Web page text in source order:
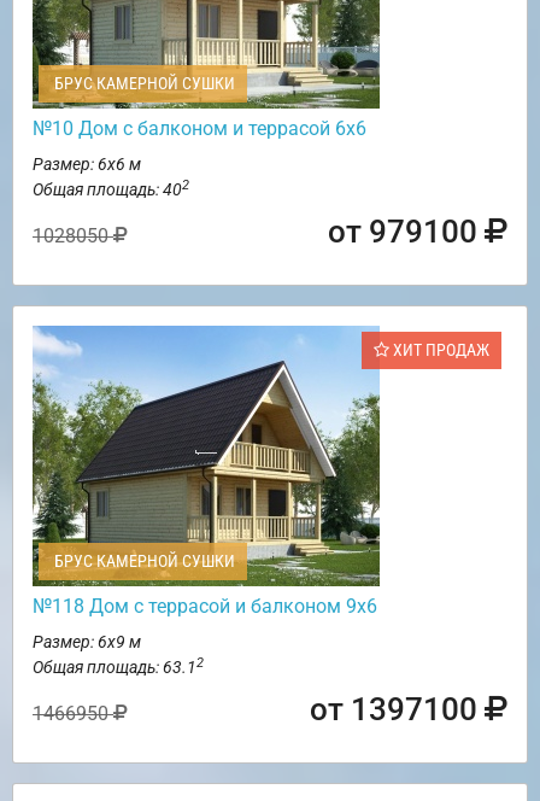
БРУС КАМЕРНОЙ СУШКИ
№10 Дом с балконом и террасой 6х6
Размер: 6х6 м
Общая площадь: 402
1028050 от 979100
ХИТ ПРОДАЖ
БРУС КАМЕРНОЙ СУШКИ
№118 Дом с террасой и балконом 9х6
Размер: 6х9 м
Общая площадь: 63.12
1466950 от 1397100